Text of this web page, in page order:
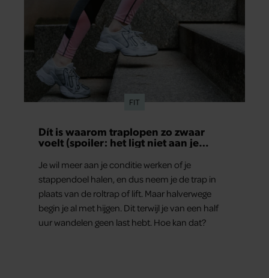
FIT
Dít is waarom traplopen zo zwaar
voelt (spoiler: het ligt niet aan je
Je wil meer aan je conditie werken of je
stappendoel halen, en dus neem je de trap in
plaats van de roltrap of lift. Maar halverwege
begin je al met hijgen. Dit terwijl je van een half
uur wandelen geen last hebt. Hoe kan dat?